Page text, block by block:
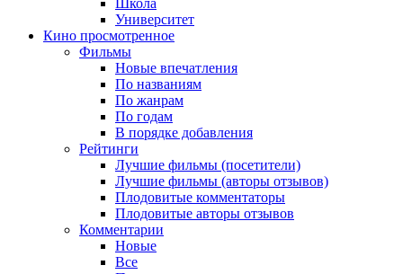
Университет
Кино просмотренное
Фильмы
Новые впечатления
По названиям
По жанрам
По годам
В порядке добавления
Рейтинги
Лучшие фильмы (посетители)
Лучшие фильмы (авторы отзывов)
Плодовитые комментаторы
Плодовитые авторы отзывов
Комментарии
Новые
Все